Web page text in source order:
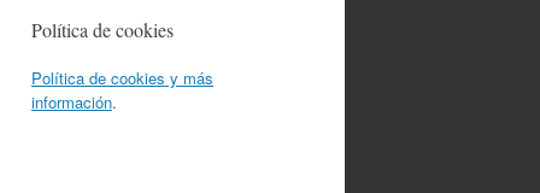
Política de cookies
Política de cookies y más
información.